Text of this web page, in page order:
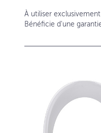
À utiliser
Bénéficie d'une